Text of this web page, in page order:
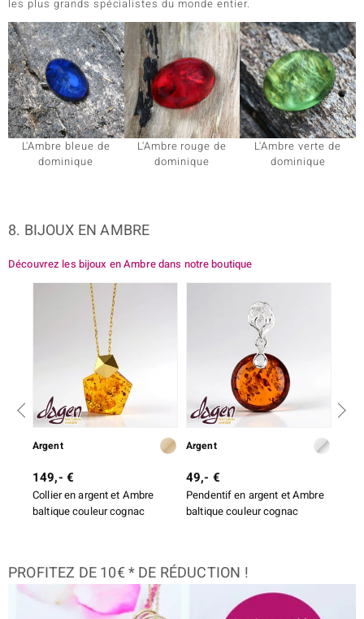
les plus grands spécialistes du monde entier.
L'Ambre bleue de
dominique
L'Ambre rouge de
dominique
L'Ambre verte de
dominique
8. BIJOUX EN AMBRE
Découvrez les bijoux en Ambre dans notre boutique
Argent
149,- €
Collier en argent et Ambre
baltique couleur cognac
Argent
49,- €
Pendentif en argent et Ambre
baltique couleur cognac
PROFITEZ DE 10€ * DE RÉDUCTION !